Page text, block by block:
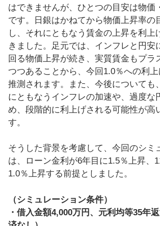
はできませんが、ひとつの目安は物価
です。日銀はかねてから物価上昇率の
し、それにともなう賃金の上昇を利上
きました。足元では、インフレと円安
回る物価上昇が続き、実質賃金もプラ
つつあることから、今回1.0％への利
推測されます。また、今後についても
にともなうインフレの加速や、過度な
め、段階的に利上げされる可能性が高
す。
そうした背景を考慮して、今回のシミ
は、ローン金利が6年目に1.5％上昇、
1.0％上昇する前提としました。
（シミュレーション条件）
・借入金額4,000万円、元利均等35年